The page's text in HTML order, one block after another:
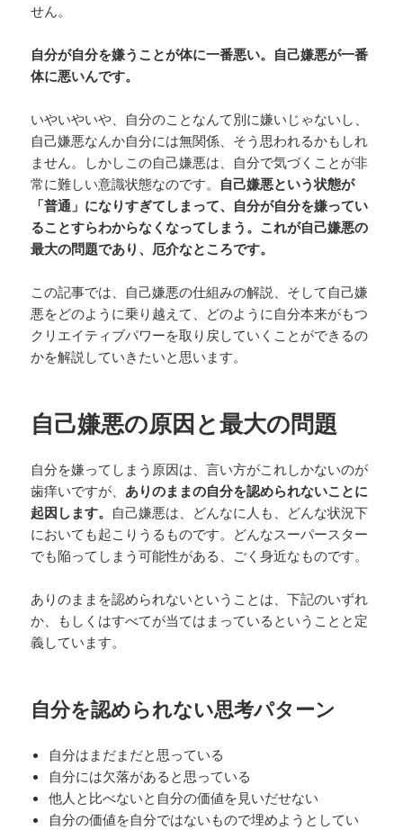
せん。
自分が自分を嫌うことが体に一番悪い。自己嫌悪が一番
体に悪いんです。
いやいやいや、自分のことなんて別に嫌いじゃないし、
自己嫌悪なんか自分には無関係、そう思われるかもしれ
ません。しかしこの自己嫌悪は、自分で気づくことが非
常に難しい意識状態なのです。 自己嫌悪という状態が
「普通」になりすぎてしまって、自分が自分を嫌ってい
ることすらわからなくなってしまう。これが自己嫌悪の
最大の問題であり、厄介なところです。
この記事では、自己嫌悪の仕組みの解説、そして自己嫌
悪をどのように乗り越えて、どのように自分本来がもつ
クリエイティブパワーを取り戻していくことができるの
かを解説していきたいと思います。
自己嫌悪の原因と最大の問題
自分を嫌ってしまう原因は、言い方がこれしかないのが
歯痒いですが、 ありのままの自分を認められないことに
起因します。 自己嫌悪は、どんなに人も、どんな状況下
においても起こりうるものです。どんなスーパースター
でも陥ってしまう可能性がある、ごく身近なものです。
ありのままを認められないということは、下記のいずれ
か、もしくはすべてが当てはまっているということと定
義しています。
自分を認められない思考パターン
自分はまだまだと思っている
自分には欠落があると思っている
他人と比べないと自分の価値を見いだせない
自分の価値を自分ではないもので埋めようとしてい